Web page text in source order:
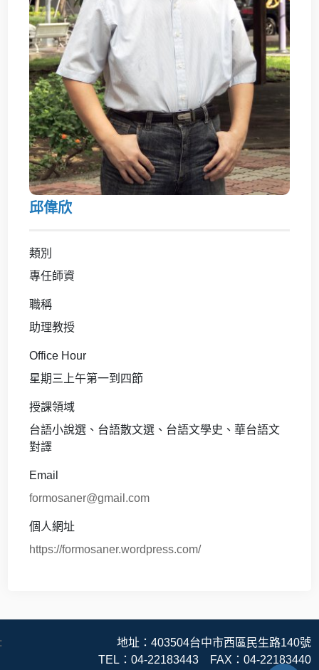
邱偉欣
類別
專任師資
職稱
助理教授
Office Hour
星期三上午第一到四節
授課領域
台語小說選、台語散文選、台語文學史、華台語文
對譯
Email
formosaner@gmail.com
個人網址
https://formosaner.wordpress.com/
地址：403504台中市西區民生路140號
TEL：04-22183443 FAX：04-22183440